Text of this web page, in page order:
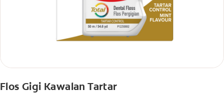
Flos Gigi Kawalan Tartar